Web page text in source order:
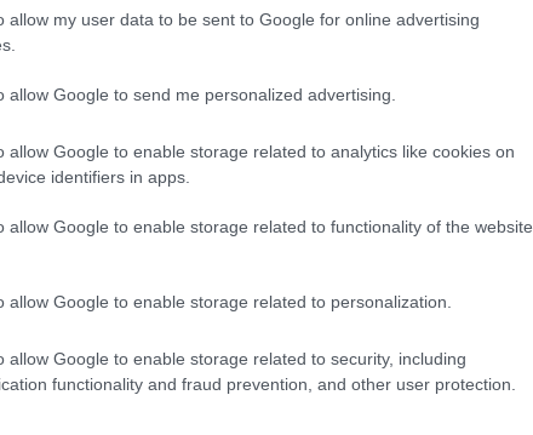
allow my user data to be sent to Google for online advertising
allow Google to send me personalized advertising.
allow Google to enable storage related to analytics like cookies on
identifiers in apps.
allow Google to enable storage related to functionality of the website
allow Google to enable storage related to personalization.
allow Google to enable storage related to security, including
functionality and fraud prevention, and other user protection.
helyre tette a Strache-ügy egyik aspektusát.
hatalmaként Németország talán az…
Viktor,USA ,Európai Unió,Ausztria,Oroszország,
,Európa Tanács, Krím,Trump